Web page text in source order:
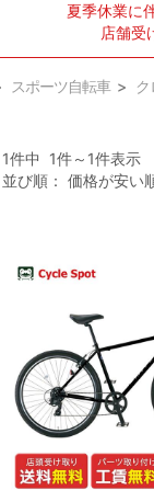
夏季休業に
店舗受
スポーツ自転車
1件中 1件～1件表示
並び順：価格が安い